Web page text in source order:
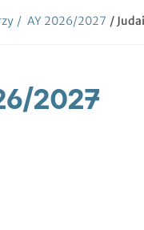
/ AY 2026/2027 /
2027